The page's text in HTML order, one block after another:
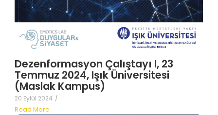
Dezenformasyon Çalıştayı I, 23
Temmuz 2024, Işık Üniversitesi
(Maslak Kampus)
20 Eylül 2024 /
Read More